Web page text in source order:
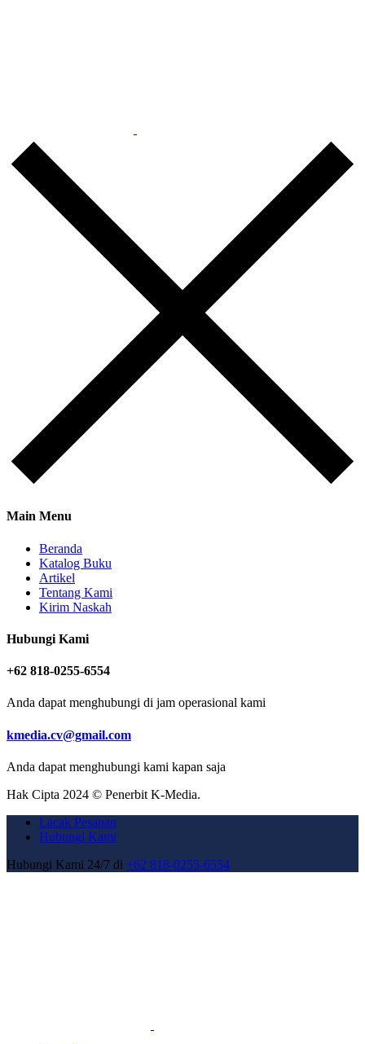
Main Menu
Beranda
Katalog Buku
Artikel
Tentang Kami
Kirim Naskah
Hubungi Kami
+62 818-0255-6554
Anda dapat menghubungi di jam operasional kami
kmedia.cv@gmail.com
Anda dapat menghubungi kami kapan saja
Hak Cipta 2024 © Penerbit K-Media.
Lacak Pesanan
Hubungi Kami
Hubungi Kami 24/7 di +62 818-0255-6554